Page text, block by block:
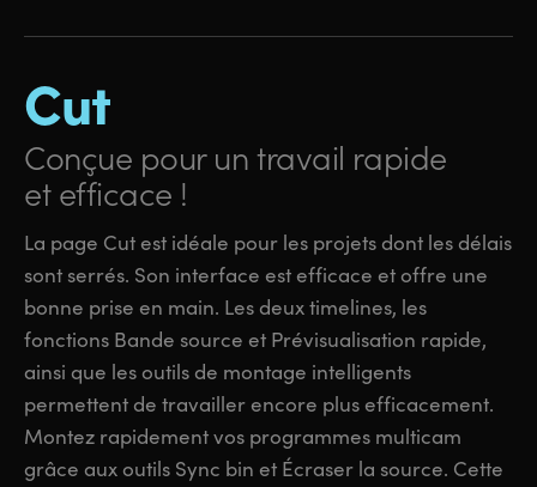
Cut
Conçue pour un travail rapide
et efficace !
La page Cut est idéale pour les projets dont les délais
sont serrés. Son interface est efficace et offre une
bonne prise en main. Les deux timelines, les
fonctions Bande source et Prévisualisation rapide,
ainsi que les outils de montage intelligents
permettent de travailler encore plus efficacement.
Montez rapidement vos programmes multicam
grâce aux outils Sync bin et Écraser la source. Cette